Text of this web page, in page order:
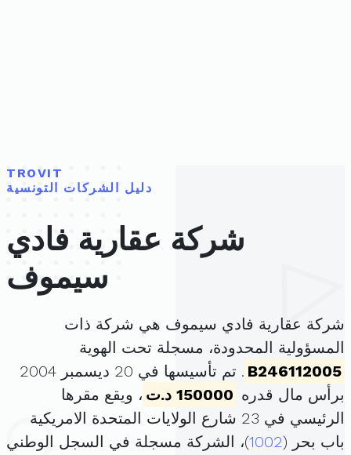
TROVIT
دليل الشركات التونسية
شركة عقارية فادي
سيموف
شركة عقارية فادي سيموف هي شركة ذات
المسؤولية المحدودة، مسجلة تحت الهوية
B246112005
. تم تأسيسها في 20 ديسمبر 2004
برأس مال قدره 150000 د.ت
، ويقع مقرها
الرئيسي في 23 شارع الولايات المتحدة الامريكية
باب بحر (1002)، الشركة مسجلة في السجل الوطني